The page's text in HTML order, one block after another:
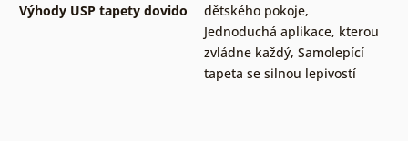
Výhody USP tapety dovido
dětského pokoje,
Jednoduchá aplikace, kterou
zvládne každý, Samolepící
tapeta se silnou lepivostí